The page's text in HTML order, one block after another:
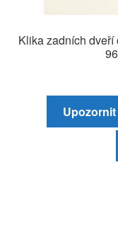
Klika zadních dveří